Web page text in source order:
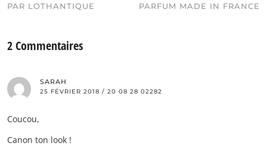
PAR LOTHANTIQUE
PARFUM MADE IN FRANCE
2 Commentaires
SARAH
25 FÉVRIER 2018 / 20 08 28 02282
Coucou,
Canon ton look !